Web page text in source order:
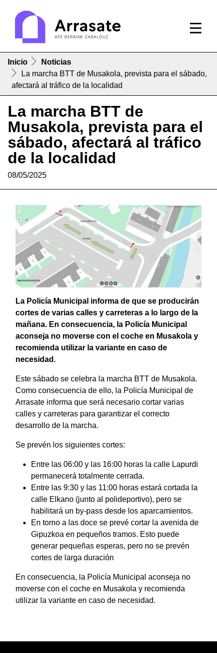
Inicio
Noticias
La marcha BTT de Musakola, prevista para el sábado,
afectará al tráfico de la localidad
La marcha BTT de
Musakola, prevista para el
sábado, afectará al tráfico
de la localidad
08/05/2025
La Policía Municipal informa de que se producirán
cortes de varias calles y carreteras a lo largo de la
mañana. En consecuencia, la Policía Municipal
aconseja no moverse con el coche en Musakola y
recomienda utilizar la variante en caso de
necesidad.
Este sábado se celebra la marcha BTT de Musakola.
Como consecuencia de ello, la Policía Municipal de
Arrasate informa que será necesario cortar varias
calles y carreteras para garantizar el correcto
desarrollo de la marcha.
Se prevén los siguientes cortes:
Entre las 06:00 y las 16:00 horas la calle Lapurdi
permanecerá totalmente cerrada.
Entre las 9:30 y las 11:00 horas estará cortada la
calle Elkano (junto al polideportivo), pero se
habilitará un by-pass desde los aparcamientos.
En torno a las doce se prevé cortar la avenida de
Gipuzkoa en pequeños tramos. Esto puede
generar pequeñas esperas, pero no se prevén
cortes de larga duración
En consecuencia, la Policía Municipal aconseja no
moverse con el coche en Musakola y recomienda
utilizar la variante en caso de necesidad.